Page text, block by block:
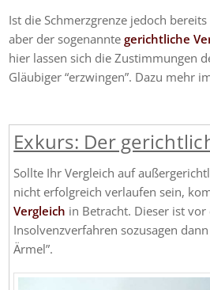
Ist die Schmerzgrenze jedoch
aber der sogenanntegerichtliche
hier lassen sich die Zustimmungen
Gläubiger “erzwingen”. Dazu mehr
Exkurs: Der
Sollte Ihr Vergleich auf
nicht erfolgreich verlaufen sein,
Vergleich in Betracht. Dieser ist vor
Insolvenzverfahren sozusagen dann
Ärmel”.